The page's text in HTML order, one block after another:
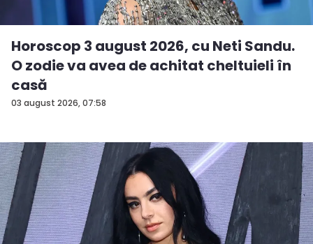
03 august 2026, 07:58
Horoscop 3 august 2026, cu Neti Sandu.
O zodie va avea de achitat cheltuieli în
casă